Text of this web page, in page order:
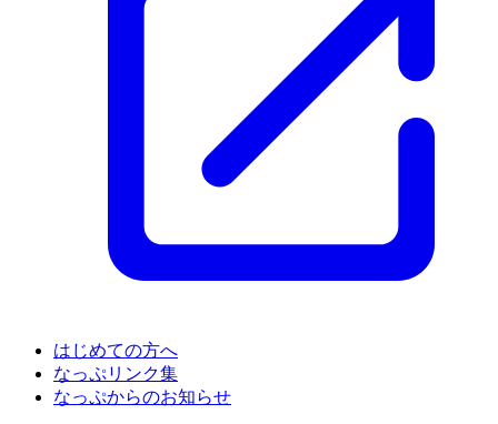
はじめての方へ
なっぷリンク集
なっぷからのお知らせ